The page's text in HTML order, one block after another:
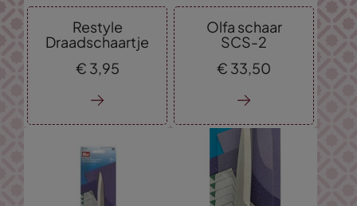
Restyle
Draadschaartje
€ 3,95
Olfa schaar
SCS-2
€ 33,50